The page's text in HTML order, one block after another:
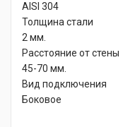
AISI 304
Толщина стали
2 мм.
Расстояние от стены
45-70 мм.
Вид подключения
Боковое